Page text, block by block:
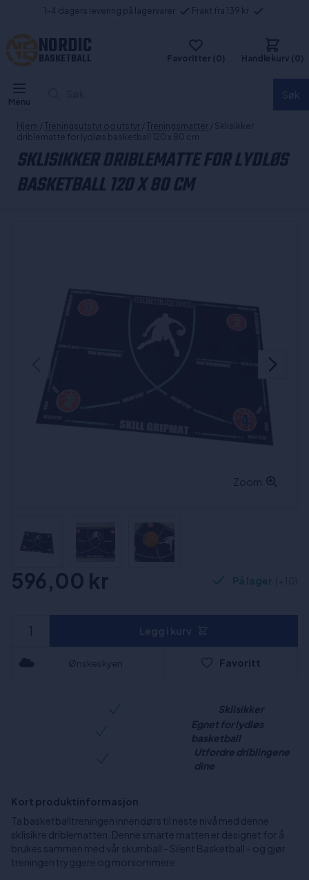
1-4 dagers levering på lagervarer Frakt fra 139 kr
NORDIC
BASKETBALL Favoritter (0) Handlekurv (0)
Menu
Hjem / Treningsutstyr og utstyr / Treningsmatter / Sklisikker
driblematte for lydløs basketball 120 x 80 cm
SKLISIKKER DRIBLEMATTE FOR LYDLØS
BASKETBALL 120 X 80 CM
Zoom
596,00 kr På lager
Ønskeskyen Favoritt
Sklisikker
Egnet for lydløs
basketball
Utfordre driblingene
dine
Kort produktinformasjon
Ta basketballtreningen innendørs til neste nivå med denne
sklisikre driblematten. Denne smarte matten er designet for å
brukes sammen med vår skumball - Silent Basketball - og gjør
treningen tryggere og morsommere.